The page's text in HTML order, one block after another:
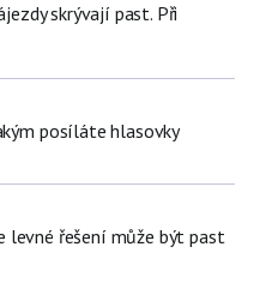
skrývají past. Při
posíláte hlasovky
levné řešení může být past